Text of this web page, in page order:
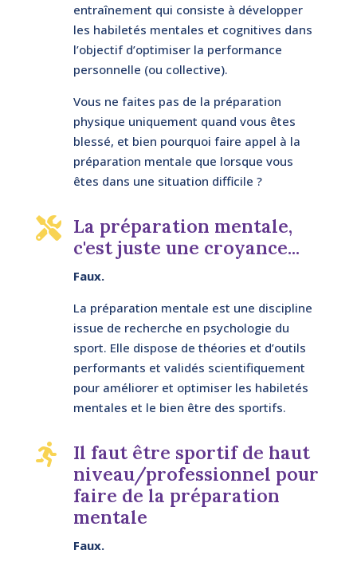
entraînement qui consiste à développer
les habiletés mentales et cognitives dans
l’objectif d’optimiser la performance
personnelle (ou collective).
Vous ne faites pas de la préparation
physique uniquement quand vous êtes
blessé, et bien pourquoi faire appel à la
préparation mentale que lorsque vous
êtes dans une situation difficile ?
 La préparation mentale,
c'est juste une croyance...
Faux.
La préparation mentale est une discipline
issue de recherche en psychologie du
sport. Elle dispose de théories et d’outils
performants et validés scientifiquement
pour améliorer et optimiser les habiletés
mentales et le bien être des sportifs.

Il faut être sportif de haut
niveau/professionnel pour
faire de la préparation
mentale
Faux.